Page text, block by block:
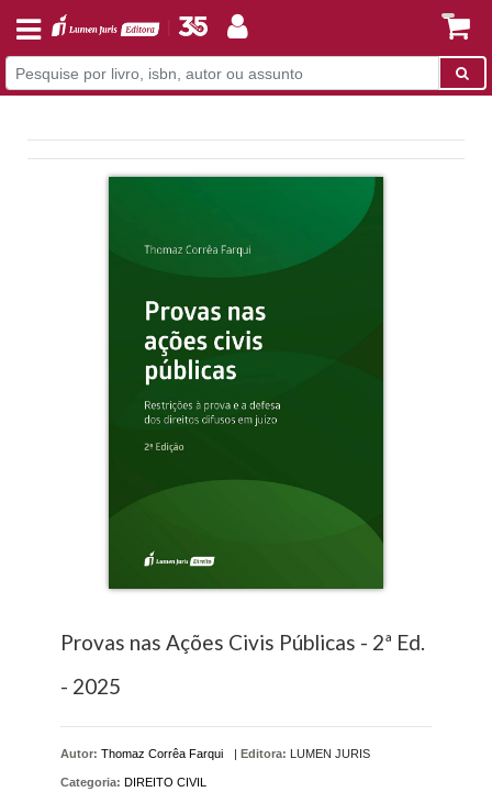
Provas nas Ações Civis Públicas - 2ª Ed.
- 2025
Autor: Thomaz Corrêa Farqui Editora: LUMEN JURIS
Categoria: DIREITO CIVIL